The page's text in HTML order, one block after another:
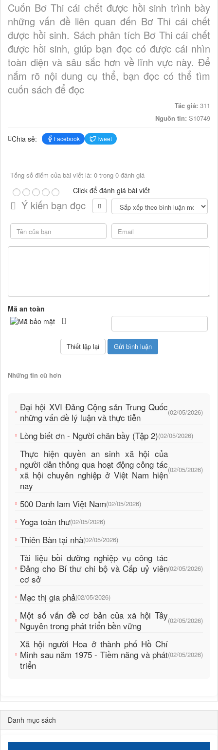
Cuốn Bơ Thi cái chết được hồi sinh trình bày
những vấn đề liên quan đến Bơ Thi cái chết
được hồi sinh. Sách phân tích Bơ Thi cái chết
được hồi sinh, giúp bạn đọc có được cái nhìn
toàn diện và sâu sắc hơn về lĩnh vực này. Để
nắm rõ nội dung cụ thể, bạn đọc có thể tìm
cuốn sách để đọc
Tác giả: 311
Nguồn tin: S10749
Chia sẻ: Facebook Tweet
Tổng số điểm của bài viết là: 0 trong 0 đánh giá
Click để đánh giá bài viết
Ý kiến bạn đọc
Mã an toàn
Những tin cũ hơn
Đại hội XVI Đảng Cộng sản Trung Quốc
những vấn đề lý luận và thực tiễn
(02/05/2026)
Lòng biết ơn - Người chăn bầy (Tập 2)(02/05/2026)
Thực hiện quyền an sinh xã hội của
người dân thông qua hoạt động công tác
xã hội chuyên nghiệp ở Việt Nam hiện
nay
(02/05/2026)
500 Danh lam Việt Nam(02/05/2026)
Yoga toàn thư(02/05/2026)
Thiên Bàn tại nhà(02/05/2026)
Tài liệu bồi dưỡng nghiệp vụ công tác
Đảng cho Bí thư chi bộ và Cấp uỷ viên
cơ sở
(02/05/2026)
Mạc thị gia phả(02/05/2026)
Một số vấn đề cơ bản của xã hội Tây
Nguyên trong phát triển bền vững
(02/05/2026)
Xã hội người Hoa ở thành phố Hồ Chí
Minh sau năm 1975 - Tiềm năng và phát
triển
(02/05/2026)
Danh mục sách